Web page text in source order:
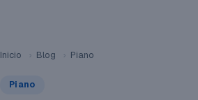
Inicio › Blog › Piano
Piano